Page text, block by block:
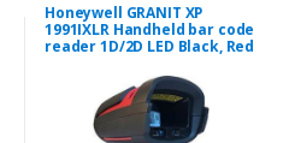
Honeywell GRANIT XP
1991IXLR Handheld bar code
reader 1D/2D LED Black, Red